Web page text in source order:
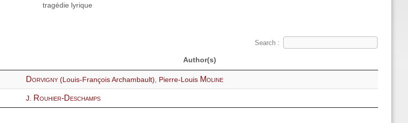
tragédie lyrique
Search :
Author(s)
Dorvigny (Louis-François Archambault) Pierre-Louis Moline
J. Rouhier-Deschamps